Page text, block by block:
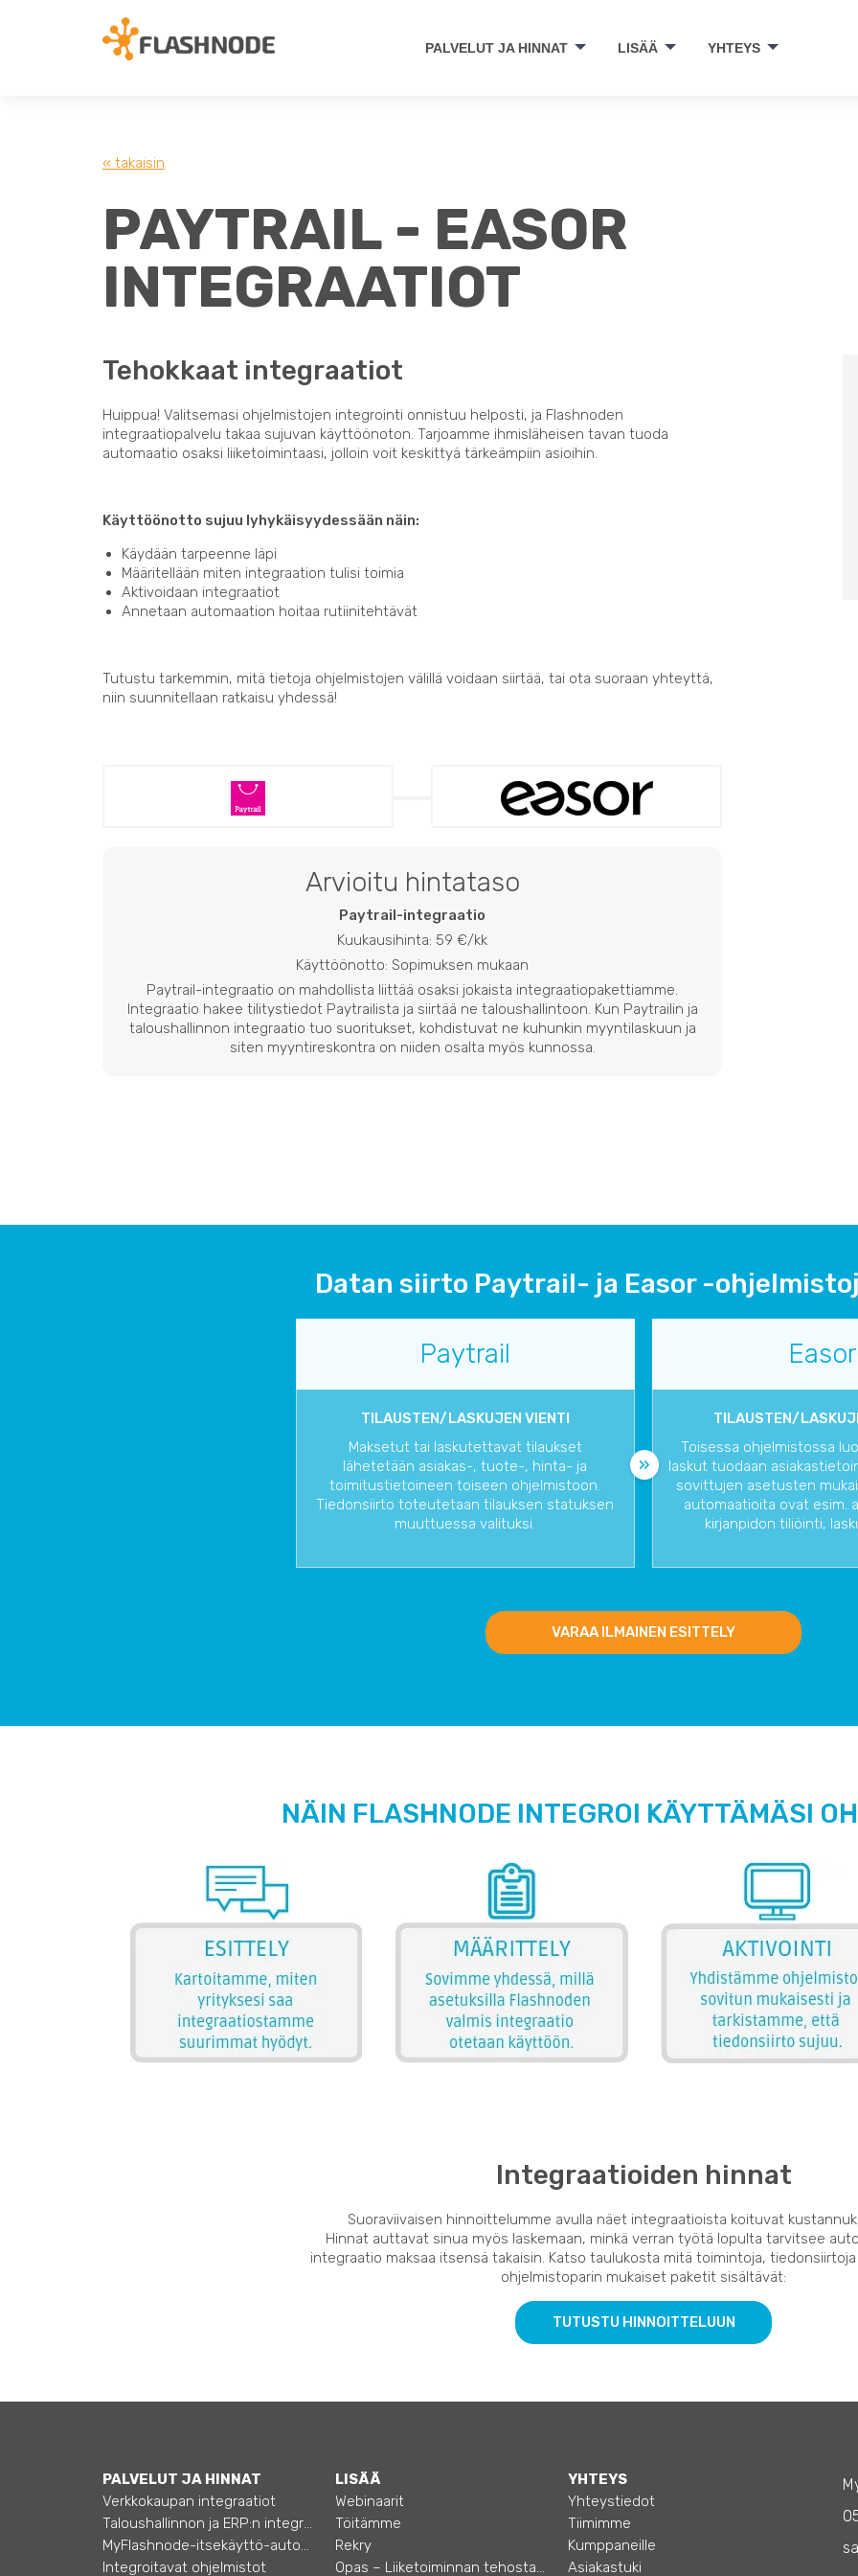
PALVELUT JA HINNAT LISÄÄ YHTEYS
« takaisin
PAYTRAIL - EASOR
INTEGRAATIOT
Tehokkaat integraatiot
Huippua! Valitsemasi ohjelmistojen integrointi onnistuu helposti, ja Flashnoden
integraatiopalvelu takaa sujuvan käyttöönoton. Tarjoamme ihmisläheisen tavan tuoda
automaatio osaksi liiketoimintaasi, jolloin voit keskittyä tärkeämpiin asioihin.
Käyttöönotto sujuu lyhykäisyydessään näin:
Käydään tarpeenne läpi
Määritellään miten integraation tulisi toimia
Aktivoidaan integraatiot
Annetaan automaation hoitaa rutiinitehtävät
Tutustu tarkemmin, mitä tietoja ohjelmistojen välillä voidaan siirtää, tai ota suoraan yhteyttä,
niin suunnitellaan ratkaisu yhdessä!
Arvioitu hintataso
Paytrail-integraatio
Kuukausihinta: 59 €/kk
Käyttöönotto: Sopimuksen mukaan
Paytrail-integraatio on mahdollista liittää osaksi jokaista integraatiopakettiamme.
Integraatio hakee tilitystiedot Paytrailista ja siirtää ne taloushallintoon. Kun Paytrailin ja
taloushallinnon integraatio tuo suoritukset, kohdistuvat ne kuhunkin myyntilaskuun ja
siten myyntireskontra on niiden osalta myös kunnossa.
Datan siirto Paytrail- ja Easor -
Paytrail Easor
TILAUSTEN/LASKUJEN VIENTI
Maksetut tai laskutettavat tilaukset
lähetetään asiakas-, tuote-, hinta- ja
toimitustietoineen toiseen ohjelmistoon.
Tiedonsiirto toteutetaan tilauksen statuksen
muuttuessa valituksi.
TILAUSTEN/
Toisessa ohjelmistossa
laskut tuodaan
sovittujen asetusten
automaatioita ovat esim.
kirjanpidon tiliöinti,
VARAA ILMAINEN ESITTELY
NÄIN FLASHNODE INTEGROI KÄYTTÄMÄSI
Integraatioiden hinnat
Suoraviivaisen hinnoittelumme avulla näet integraatioista koituvat
Hinnat auttavat sinua myös laskemaan, minkä verran työtä lopulta tarvitsee
integraatio maksaa itsensä takaisin. Katso taulukosta mitä toimintoja,
ohjelmistoparin mukaiset paketit sisältävät:
TUTUSTU HINNOITTELUUN
PALVELUT JA HINNAT
Verkkokaupan integraatiot
Taloushallinnon ja ERP:n integraatiot
MyFlashnode-itsekäyttö-automaatio
Integroitavat ohjelmistot
LISÄÄ
Webinaarit
Töitämme
Rekry
Opas – Liiketoiminnan tehostamiseen
YHTEYS
Yhteystiedot
Tiimimme
Kumppaneille
Asiakastuki